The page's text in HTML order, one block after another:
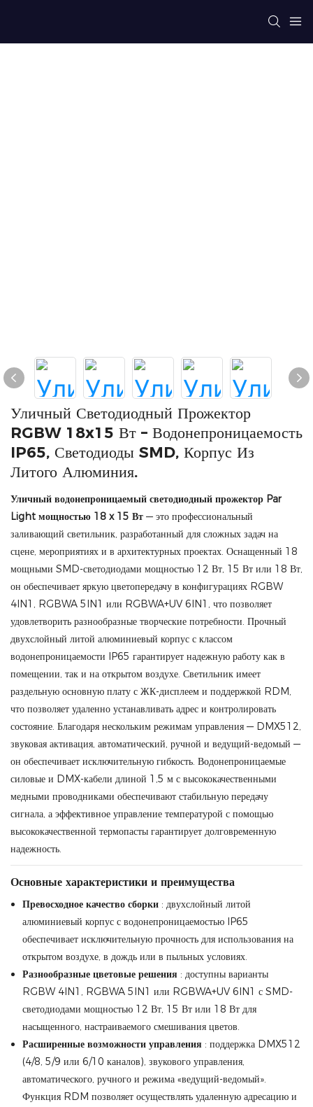
Уличный Светодиодный Прожектор
RGBW 18x15 Вт – Водонепроницаемость
IP65, Светодиоды SMD, Корпус Из
Литого Алюминия.
Уличный водонепроницаемый светодиодный прожектор Par
Light мощностью 18 x 15 Вт — это профессиональный
заливающий светильник, разработанный для сложных задач на
сцене, мероприятиях и в архитектурных проектах. Оснащенный 18
мощными SMD-светодиодами мощностью 12 Вт, 15 Вт или 18 Вт,
он обеспечивает яркую цветопередачу в конфигурациях RGBW
4IN1, RGBWA 5IN1 или RGBWA+UV 6IN1, что позволяет
удовлетворить разнообразные творческие потребности. Прочный
двухслойный литой алюминиевый корпус с классом
водонепроницаемости IP65 гарантирует надежную работу как в
помещении, так и на открытом воздухе. Светильник имеет
раздельную основную плату с ЖК-дисплеем и поддержкой RDM,
что позволяет удаленно устанавливать адрес и контролировать
состояние. Благодаря нескольким режимам управления — DMX512,
звуковая активация, автоматический, ручной и ведущий-ведомый —
он обеспечивает исключительную гибкость. Водонепроницаемые
силовые и DMX-кабели длиной 1,5 м с высококачественными
медными проводниками обеспечивают стабильную передачу
сигнала, а эффективное управление температурой с помощью
высококачественной термопасты гарантирует долговременную
надежность.
Основные характеристики и преимущества
Превосходное качество сборки: двухслойный литой
алюминиевый корпус с водонепроницаемостью IP65
обеспечивает исключительную прочность для использования на
открытом воздухе, в дождь или в пыльных условиях.
Разнообразные цветовые решения : доступны варианты
RGBW 4IN1, RGBWA 5IN1 или RGBWA+UV 6IN1 с SMD-
светодиодами мощностью 12 Вт, 15 Вт или 18 Вт для
насыщенного, настраиваемого смешивания цветов.
Расширенные возможности управления : поддержка DMX512
(4/8, 5/9 или 6/10 каналов), звукового управления,
автоматического, ручного и режима «ведущий-ведомый».
Функция RDM позволяет осуществлять удаленную адресацию и